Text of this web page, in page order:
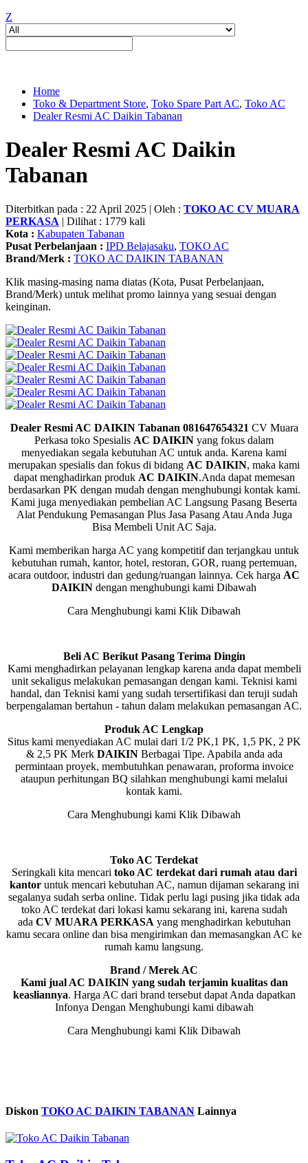
Z
Home
Toko & Department Store, Toko Spare Part AC, Toko AC
Dealer Resmi AC Daikin Tabanan
Dealer Resmi AC Daikin
Tabanan
Diterbitkan pada : 22 April 2025 | Oleh : TOKO AC CV MUARA
PERKASA | Dilihat : 1779 kali
Kota : Kabupaten Tabanan
Pusat Perbelanjaan : IPD Belajasaku, TOKO AC
Brand/Merk : TOKO AC DAIKIN TABANAN
Klik masing-masing nama diatas (Kota, Pusat Perbelanjaan,
Brand/Merk) untuk melihat promo lainnya yang sesuai dengan
keinginan.
Dealer Resmi AC DAIKIN Tabanan 081647654321 CV Muara
Perkasa toko Spesialis AC DAIKIN yang fokus dalam
menyediakan segala kebutuhan AC untuk anda. Karena kami
merupakan spesialis dan fokus di bidang AC DAIKIN, maka kami
dapat menghadirkan produk AC DAIKIN.Anda dapat memesan
berdasarkan PK dengan mudah dengan menghubungi kontak kami.
Kami juga menyediakan pembelian AC Langsung Pasang Beserta
Alat Pendukung Pemasangan Plus Jasa Pasang Atau Anda Juga
Bisa Membeli Unit AC Saja.
Kami memberikan harga AC yang kompetitif dan terjangkau untuk
kebutuhan rumah, kantor, hotel, restoran, GOR, ruang pertemuan,
acara outdoor, industri dan gedung/ruangan lainnya. Cek harga AC
DAIKIN dengan menghubungi kami Dibawah
Cara Menghubungi kami Klik Dibawah
Beli AC Berikut Pasang Terima Dingin
Kami menghadirkan pelayanan lengkap karena anda dapat membeli
unit sekaligus melakukan pemasangan dengan kami. Teknisi kami
handal, dan Teknisi kami yang sudah tersertifikasi dan teruji sudah
berpengalaman bertahun - tahun dalam melakukan pemasangan AC.
Produk AC Lengkap
Situs kami menyediakan AC mulai dari 1/2 PK,1 PK, 1,5 PK, 2 PK
& 2,5 PK Merk DAIKINBerbagai Tipe. Apabila anda ada
permintaan proyek, membutuhkan penawaran, proforma invoice
ataupun perhitungan BQ silahkan menghubungi kami melalui
kontak kami.
Cara Menghubungi kami Klik Dibawah
Toko AC Terdekat
Seringkali kita mencari toko AC terdekat dari rumah atau dari
kantoruntuk mencari kebutuhan AC, namun dijaman sekarang ini
segalanya sudah serba online. Tidak perlu lagi pusing jika tidak ada
toko AC terdekat dari lokasi kamu sekarang ini, karena sudah
ada CV MUARA PERKASA yang menghadirkan kebutuhan
kamu secara online dan bisa mengirimkan dan memasangkan AC ke
rumah kamu langsung.
Brand / Merek AC
Kami jual AC DAIKIN yang sudah terjamin kualitas dan
keasliannya. Harga AC dari brand tersebut dapat Anda dapatkan
Infonya Dengan Menghubungi kami dibawah
Cara Menghubungi kami Klik Dibawah
Diskon TOKO AC DAIKIN TABANAN Lainnya